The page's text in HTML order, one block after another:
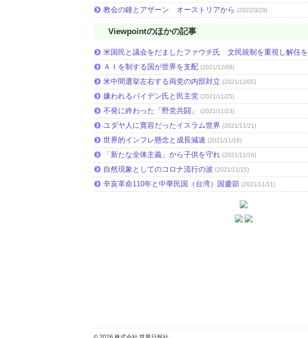
教会の鐘とアザーン オーストリアから (2022/3/29)
Viewpointのほかの記事
米国民と議会をだましたファウチ氏 文民統制を重視し解任を
ＡＩを制する国が世界を支配 (2021/12/09)
米中間選挙左右する両党の内部対立 (2021/12/05)
嫌われるバイデン氏と民主党 (2021/11/25)
不発に終わった「野党共闘」 (2021/11/23)
ユダヤ人に寛容だったイスラム世界 (2021/11/21)
世界的インフレ懸念と成長減速 (2021/11/18)
「新たな全体主義」から子供を守れ (2021/11/16)
自然現象としてのコロナ流行の波 (2021/11/15)
辛亥革命110年と中華民国（台湾）国慶節 (2021/11/11)